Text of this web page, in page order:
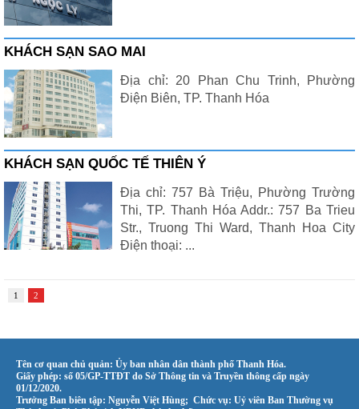
KHÁCH SẠN SAO MAI
Địa chỉ: 20 Phan Chu Trinh, Phường
Điện Biên, TP. Thanh Hóa
KHÁCH SẠN QUỐC TẾ THIÊN Ý
Địa chỉ: 757 Bà Triệu, Phường Trường
Thi, TP. Thanh Hóa Addr.: 757 Ba Trieu
Str., Truong Thi Ward, Thanh Hoa City
Điện thoại: ...
1 2
Tên cơ quan chủ quản: Ủy ban nhân dân thành phố Thanh Hóa.
Giấy phép: số 05/GP-TTĐT do Sở Thông tin và Truyền thông cấp ngày
01/12/2020.
Trưởng Ban biên tập: Nguyễn Việt Hùng; Chức vụ: Uỷ viên Ban Thường vụ